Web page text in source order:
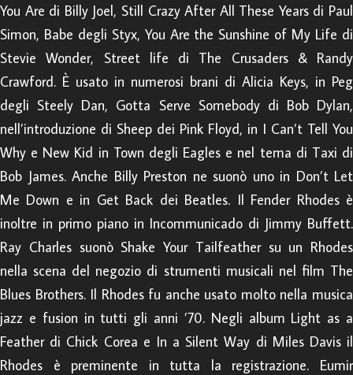
You Are di Billy Joel, Still Crazy After All These Years di Paul
Simon, Babe degli Styx, You Are the Sunshine of My Life di
Stevie Wonder, Street life di The Crusaders & Randy
Crawford. È usato in numerosi brani di Alicia Keys, in Peg
degli Steely Dan, Gotta Serve Somebody di Bob Dylan,
nell’introduzione di Sheep dei Pink Floyd, in I Can’t Tell You
Why e New Kid in Town degli Eagles e nel tema di Taxi di
Bob James. Anche Billy Preston ne suonò uno in Don’t Let
Me Down e in Get Back dei Beatles. Il Fender Rhodes è
inoltre in primo piano in Incommunicado di Jimmy Buffett.
Ray Charles suonò Shake Your Tailfeather su un Rhodes
nella scena del negozio di strumenti musicali nel film The
Blues Brothers. Il Rhodes fu anche usato molto nella musica
jazz e fusion in tutti gli anni ’70. Negli album Light as a
Feather di Chick Corea e In a Silent Way di Miles Davis il
Rhodes è preminente in tutta la registrazione. Eumir